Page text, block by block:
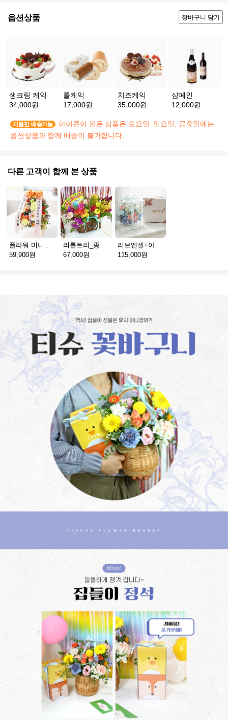
옵션상품 장바구니 담기
생크림 케익
34,000원
롤케익
17,000원
치즈케익
35,000원
샴페인
12,000원
서울만 배송가능
아이콘이 붙은 상품은 토요일, 일요일, 공휴일에는
옵션상품과 함께 배송이 불가합니다.
다른 고객이 함께 본 상품
59,900원
67,000원
러브엔젤+아가방딸랑이(서울)
115,000원